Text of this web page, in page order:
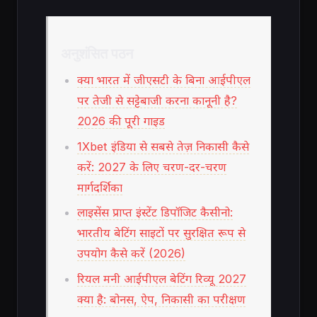
क्या भारत में जीएसटी के बिना आईपीएल
पर तेजी से सट्टेबाजी करना कानूनी है?
2026 की पूरी गाइड
1Xbet इंडिया से सबसे तेज़ निकासी कैसे
करें: 2027 के लिए चरण-दर-चरण
मार्गदर्शिका
लाइसेंस प्राप्त इंस्टेंट डिपॉजिट कैसीनो:
भारतीय बेटिंग साइटों पर सुरक्षित रूप से
उपयोग कैसे करें (2026)
रियल मनी आईपीएल बेटिंग रिव्यू 2027
क्या है: बोनस, ऐप, निकासी का परीक्षण